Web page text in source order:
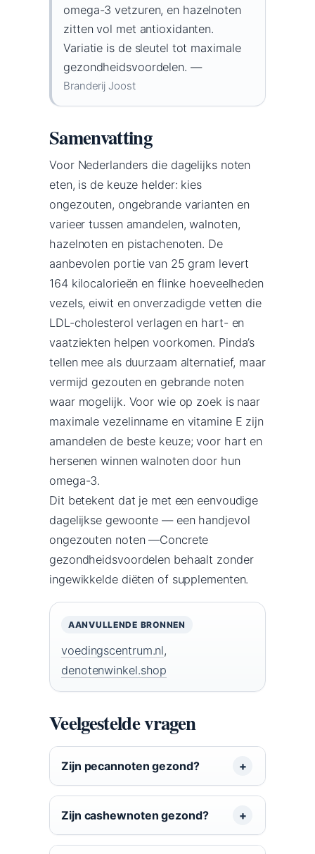
omega-3 vetzuren, en hazelnoten
zitten vol met antioxidanten.
Variatie is de sleutel tot maximale
gezondheidsvoordelen. —
Branderij Joost
Samenvatting
Voor Nederlanders die dagelijks noten
eten, is de keuze helder: kies
ongezouten, ongebrande varianten en
varieer tussen amandelen, walnoten,
hazelnoten en pistachenoten. De
aanbevolen portie van 25 gram levert
164 kilocalorieën en flinke hoeveelheden
vezels, eiwit en onverzadigde vetten die
LDL-cholesterol verlagen en hart- en
vaatziekten helpen voorkomen. Pinda’s
tellen mee als duurzaam alternatief, maar
vermijd gezouten en gebrande noten
waar mogelijk. Voor wie op zoek is naar
maximale vezelinname en vitamine E zijn
amandelen de beste keuze; voor hart en
hersenen winnen walnoten door hun
omega-3.
Dit betekent dat je met een eenvoudige
dagelijkse gewoonte — een handjevol
ongezouten noten —Concrete
gezondheidsvoordelen behaalt zonder
ingewikkelde diëten of supplementen.
AANVULLENDE BRONNEN
voedingscentrum.nl,
denotenwinkel.shop
Veelgestelde vragen
Zijn pecannoten gezond?
Zijn cashewnoten gezond?